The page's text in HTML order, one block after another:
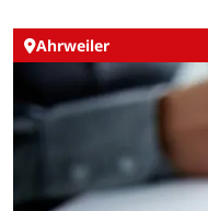
Ahrweiler